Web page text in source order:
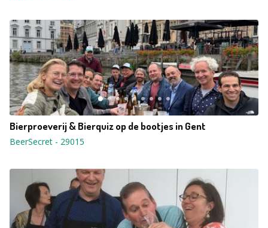
Bierproeverij & Bierquiz op de bootjes in Gent
BeerSecret - 29015